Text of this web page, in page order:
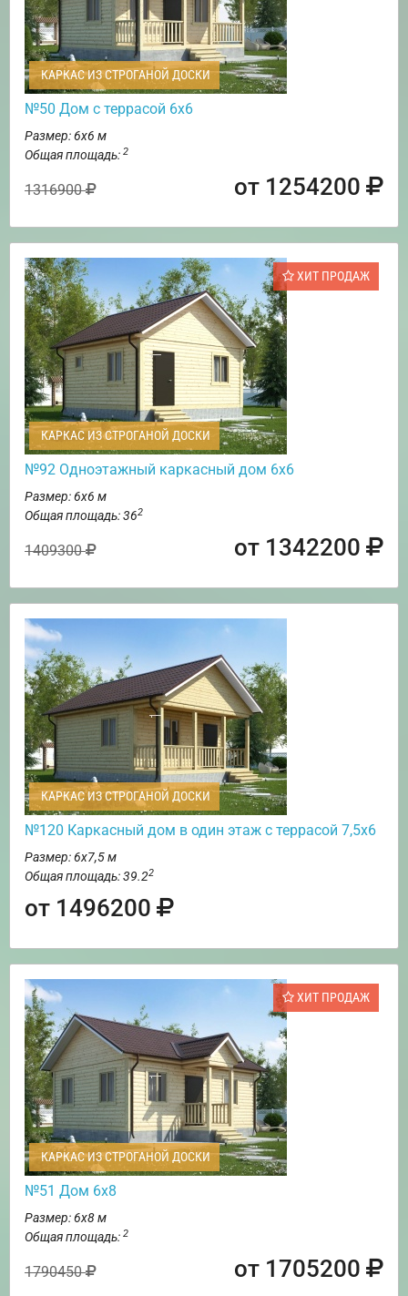
КАРКАС ИЗ СТРОГАНОЙ ДОСКИ
№50 Дом с террасой 6х6
Размер: 6х6 м
Общая площадь: 2
1316900 от 1254200
ХИТ ПРОДАЖ
КАРКАС ИЗ СТРОГАНОЙ ДОСКИ
№92 Одноэтажный каркасный дом 6х6
Размер: 6х6 м
Общая площадь: 362
1409300 от 1342200
КАРКАС ИЗ СТРОГАНОЙ ДОСКИ
№120 Каркасный дом в один этаж с террасой 7,5х6
Размер: 6х7,5 м
Общая площадь: 39.22
от 1496200
ХИТ ПРОДАЖ
КАРКАС ИЗ СТРОГАНОЙ ДОСКИ
№51 Дом 6х8
Размер: 6х8 м
Общая площадь: 2
1790450 от 1705200